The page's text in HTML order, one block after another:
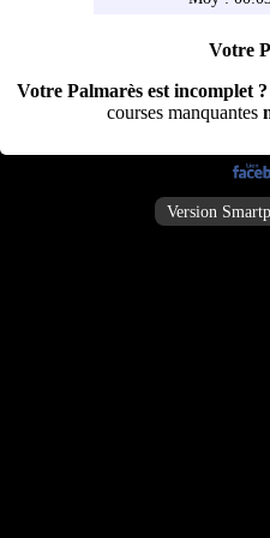
Votre
Votre Palmarès est incomplet ?
courses manquantes
Version